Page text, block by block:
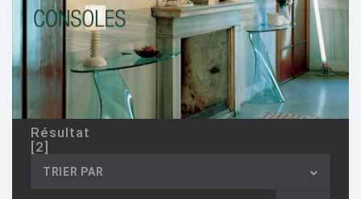
ARAD Ron [10]
ARCHIRIVOLTO
ASTI Sergio [1]
AULENTI Gae [4]
AULENTI GAE / CASTIGLIONI PIERO
Résultat
[2]
TRIER PAR